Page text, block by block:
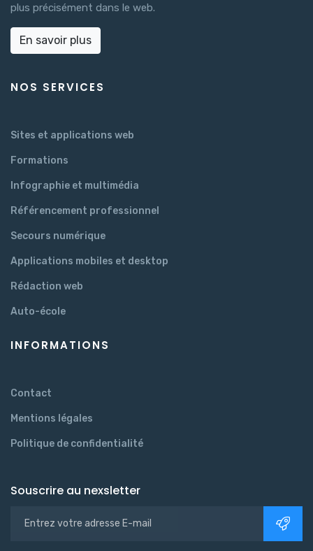
plus précisément dans le web.
En savoir plus
NOS SERVICES
Sites et applications web
Formations
Infographie et multimédia
Référencement professionnel
Secours numérique
Applications mobiles et desktop
Rédaction web
Auto-école
INFORMATIONS
Contact
Mentions légales
Politique de confidentialité
Souscrire au nexsletter